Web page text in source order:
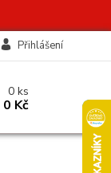
Přihlášení
0ks
0 Kč